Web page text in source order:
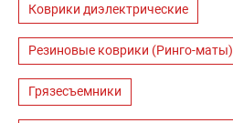
Коврики диэлектрические
Резиновые коврики (Ринго-маты)
Грязесъемники